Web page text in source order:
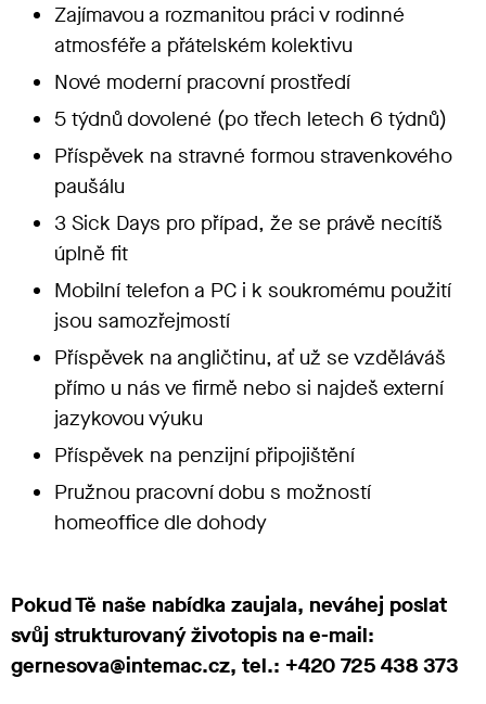
Zajímavou a rozmanitou práci v rodinné
atmosféře a přátelském kolektivu
Nové moderní pracovní prostředí
5 týdnů dovolené (po třech letech 6 týdnů)
Příspěvek na stravné formou stravenkového
paušálu
3 Sick Days pro případ, že se právě necítíš
úplně fit
Mobilní telefon a PC i k soukromému použití
jsou samozřejmostí
Příspěvek na angličtinu, ať už se vzděláváš
přímo u nás ve firmě nebo si najdeš externí
jazykovou výuku
Příspěvek na penzijní připojištění
Pružnou pracovní dobu s možností
homeoffice dle dohody
Pokud Tě naše nabídka zaujala, neváhej poslat
svůj strukturovaný životopis na e-mail:
gernesova@intemac.cz, tel.: +420 725 438 373